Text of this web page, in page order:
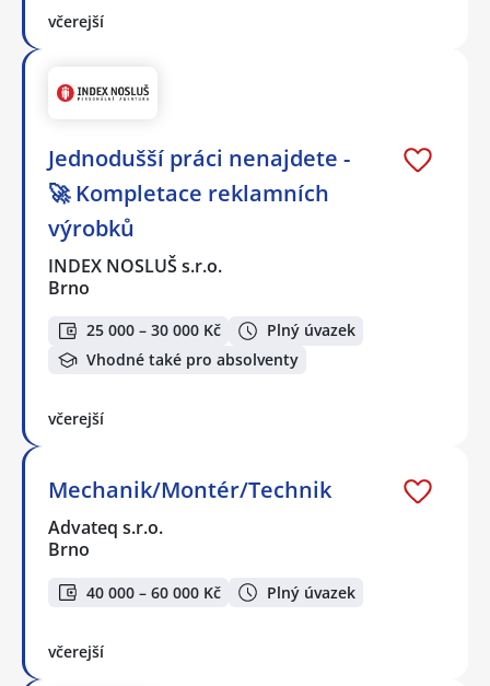
včerejší
Jednodušší práci nenajdete -
🚀 Kompletace reklamních
výrobků
INDEX NOSLUŠ s.r.o.
Brno
25 000 – 30 000 Kč
Plný úvazek
Vhodné také pro absolventy
včerejší
Mechanik/Montér/Technik
Advateq s.r.o.
Brno
40 000 – 60 000 Kč Plný úvazek
včerejší